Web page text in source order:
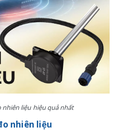
nhiên liệu hiệu quả nhất
nhiên liệu